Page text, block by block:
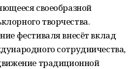
своеобразной
творчества.
фестиваля внесёт вклад
сотрудничества,
традиционной